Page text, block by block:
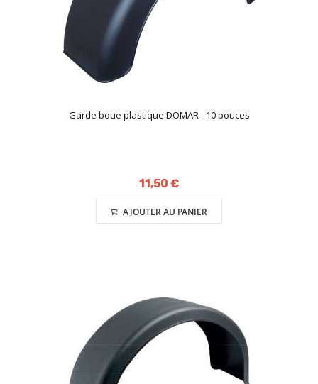
Garde boue plastique DOMAR - 10 pouces
11,50 €
AJOUTER AU PANIER